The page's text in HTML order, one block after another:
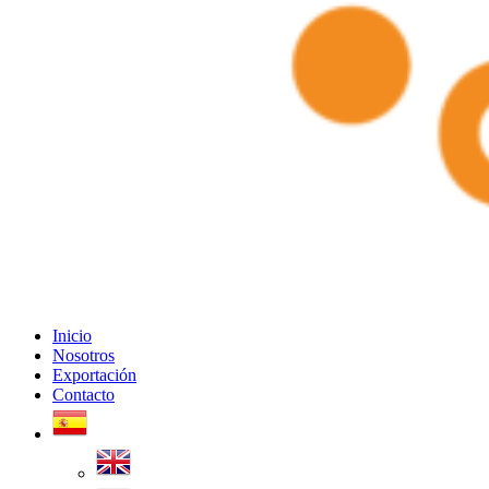
CAM HONEY BROTHERS
Inicio
Nosotros
Exportación
Contacto